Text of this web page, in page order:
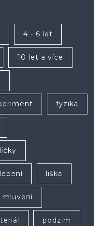
4 - 6 let
10 let a více
fyzika
lepení liška
mluvení
podzim